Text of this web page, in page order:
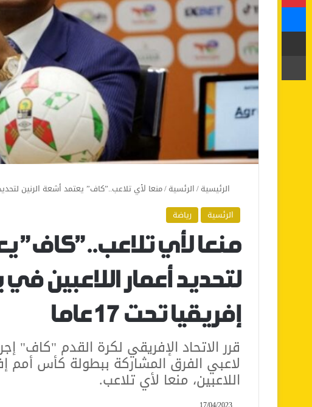
الرئيسية/الرئسية/منعا لأي تلاعب..”كاف” يعتمد أشعة الرنين لتحديد
الرئسية
رياضة
منعا لأي تلاعب..”كاف”
لتحديد أعمار اللاعبين
إفريقيا تحت 17 عاما
قرر الاتحاد الإفريقي لكرة القدم
اللاعبين، منعا لأي تلاعب.